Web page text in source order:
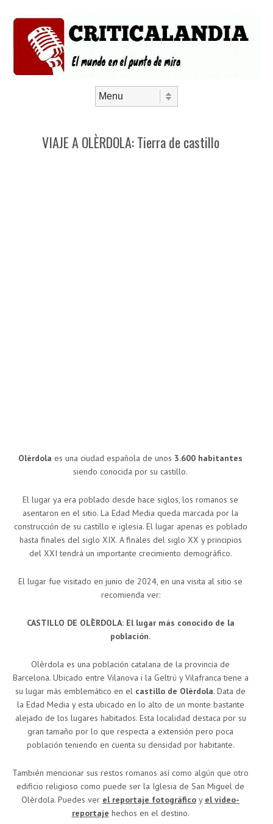
VIAJE A OLÈRDOLA: Tierra de castillo
Olèrdola es una ciudad española de unos 3.600 habitantes
siendo conocida por su castillo.
El lugar ya era poblado desde hace siglos, los romanos se
asentaron en el sitio. La Edad Media queda marcada por la
construcción de su castillo e iglesia. El lugar apenas es poblado
hasta finales del siglo XIX. A finales del siglo XX y principios
del XXI tendrá un importante crecimiento demográfico.
El lugar fue visitado en junio de 2024, en una visita al sitio se
recomienda ver:
CASTILLO DE OLÈRDOLA: El lugar más conocido de la
población.
Olèrdola es una población catalana de la provincia de
Barcelona. Ubicado entre Vilanova i la Geltrú y Vilafranca tiene a
su lugar más emblemático en el castillo de Olèrdola. Data de
la Edad Media y esta ubicado en lo alto de un monte bastante
alejado de los lugares habitados. Esta localidad destaca por su
gran tamaño por lo que respecta a extensión pero poca
población teniendo en cuenta su densidad por habitante.
También mencionar sus restos romanos así como algún que otro
edificio religioso como puede ser la Iglesia de San Miguel de
Olèrdola. Puedes ver el reportaje fotográfico y el video-
reportaje hechos en el destino.